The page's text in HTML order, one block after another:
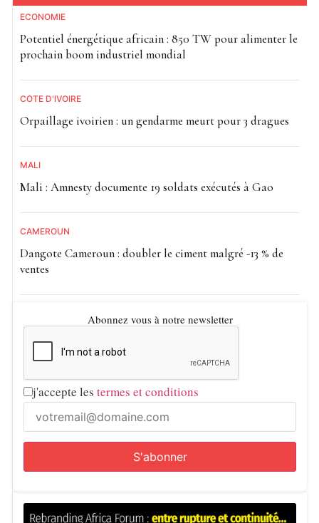
ECONOMIE
Potentiel énergétique africain : 850 TW pour alimenter le
prochain boom industriel mondial
CÔTE D'IVOIRE
Orpaillage ivoirien : un gendarme meurt pour 3 dragues
MALI
Mali : Amnesty documente 19 soldats exécutés à Gao
CAMEROUN
Dangote Cameroun : doubler le ciment malgré -13 % de
ventes
Abonnez vous à notre newsletter
j'accepte les termes et conditions